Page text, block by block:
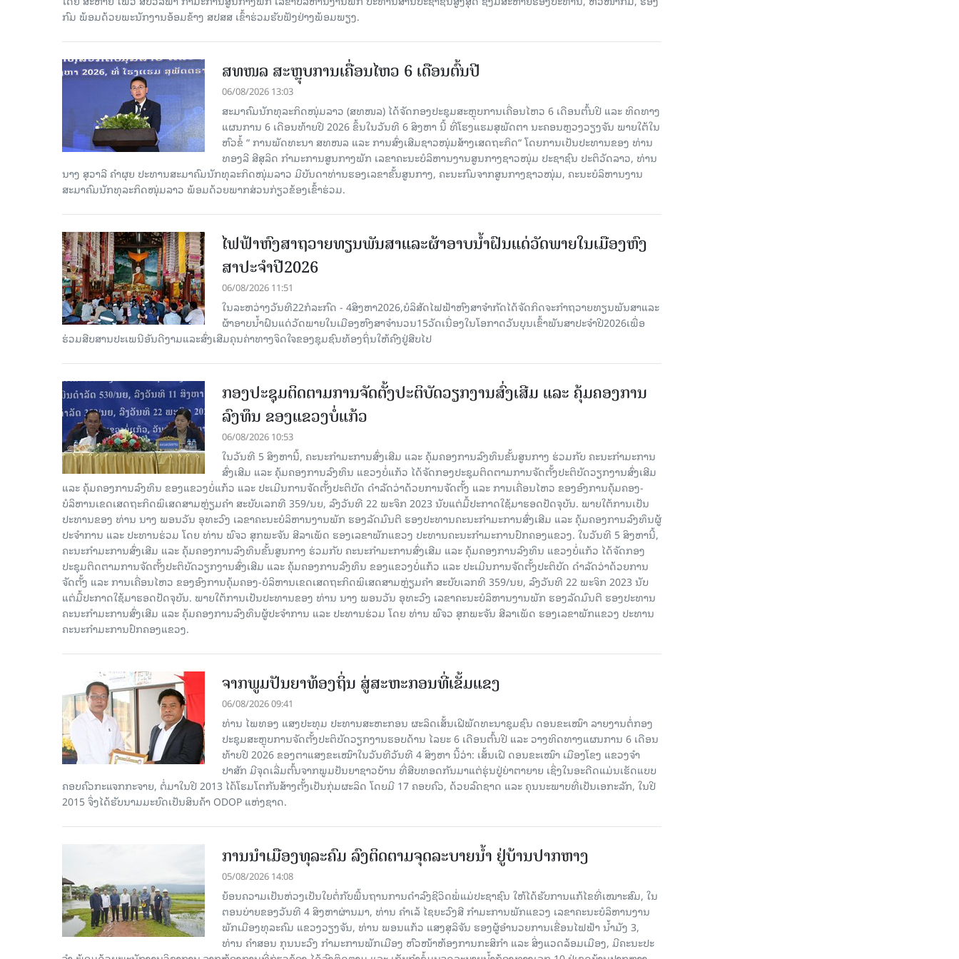
ກົມ ພ້ອມດ້ວຍພະນັກງານອ້ອມຂ້າງ ສປສສ ເຂົ້າຮ່ວມຮັບຟັງຢ່າງພ້ອມພຽງ.
ສທໜລ ສະຫຼຸບການເຄື່ອນໄຫວ 6 ເດືອນຕົ້ນປີ
06/08/2026 13:03
ສະມາຄົມນັກທຸລະກິດໜຸ່ມລາວ (ສທໜລ) ໄດ້ຈັດກອງປະຊຸມສະຫຼຸບການເຄື່ອນໄຫວ 6 ເດືອນຕົ້ນປີ ແລະ ທິດທາງ
ແຜນການ 6 ເດືອນທ້າຍປີ 2026 ຂຶ້ນໃນວັນທີ 6 ສິງຫາ ນີ້ ທີ່ໂຮງແຮມສຸພັດຕາ ນະຄອນຫຼວງວຽງຈັນ ພາຍໃຕ້ໃນ
ຫົວຂໍ້ “ ການພັດທະນາ ສທໜລ ແລະ ການສົ່ງເສີມຊາວໜຸ່ມສ້າງເສດຖະກິດ“ ໂດຍການເປັນປະທານຂອງ ທ່ານ
ທອງລີ ສີສຸລິດ ກຳມະການສູນກາງພັກ ເລຂາຄະນະບໍລິຫານງານສູນກາງຊາວໜຸ່ມ ປະຊາຊົນ ປະຕິວັດລາວ, ທ່ານ
ນາງ ສຸວາລີ ຄຳຜຸຍ ປະທານສະມາຄົມນັກທຸລະກິດໜຸ່ມລາວ ມີບັນດາທ່ານຮອງເລຂາຂັ້ນສູນກາງ, ຄະນະກົມຈາກສູນກາງຊາວໜຸ່ມ, ຄະນະບໍລິຫານງານ
ສະມາຄົມນັກທຸລະກິດໜຸ່ມລາວ ພ້ອມດ້ວຍພາກສ່ວນກ່ຽວຂ້ອງເຂົ້າຮ່ວມ.
ໄຟຟ້າຫົງສາຖວາຍທຽນພັນສາແລະຜ້າອາບນໍ້າຝົນແດ່ວັດພາຍໃນເມືອງຫົງ
ສາປະຈໍາປີ2026
06/08/2026 11:51
ໃນລະຫວ່າງວັນທີ22ກໍລະກົດ - 4ສິງຫາ2026,ບໍລິສັດໄຟຟ້າຫົງສາຈໍາກັດໄດ້ຈັດກິດຈະກໍາຖວາຍທຽນພັນສາແລະ
ຜ້າອາບນໍ້າຝົນແດ່ວັດພາຍໃນເມືອງຫົງສາຈໍານວນ15ວັດເນື່ອງໃນໂອກາດວັນບຸນເຂົ້າພັນສາປະຈໍາປີ2026ເພື່ອ
ຮ່ວມສືບສານປະເພນີອັນດີງາມແລະສົ່ງເສີມຄຸນຄ່າທາງຈິດໃຈຂອງຊຸມຊົນທ້ອງຖິ່ນໃຫ້ຄົງຢູ່ສືບໄປ
ກອງປະຊຸມຕິດຕາມການຈັດຕັ້ງປະຕິບັດວຽກງານສົ່ງເສີມ ແລະ ຄຸ້ມຄອງການ
ລົງທຶນ ຂອງແຂວງບໍ່ແກ້ວ
06/08/2026 10:53
ໃນວັນທີ 5 ສິງຫານີ້, ຄະນະກໍາມະການສົ່ງເສີມ ແລະ ຄຸ້ມຄອງການລົງທຶນຂັ້ນສູນກາງ ຮ່ວມກັບ ຄະນະກໍາມະການ
ສົ່ງເສີມ ແລະ ຄຸ້ມຄອງການລົງທຶນ ແຂວງບໍ່ແກ້ວ ໄດ້ຈັດກອງປະຊຸມຕິດຕາມການຈັດຕັ້ງປະຕິບັດວຽກງານສົ່ງເສີມ
ແລະ ຄຸ້ມຄອງການລົງທຶນ ຂອງແຂວງບໍ່ແກ້ວ ແລະ ປະເມີນການຈັດຕັ້ງປະຕິບັດ ດຳລັດວ່າດ້ວຍການຈັດຕັ້ງ ແລະ ການເຄື່ອນໄຫວ ຂອງອົງການຄຸ້ມຄອງ-
ບໍລິຫານເຂດເສດຖະກິດພິເສດສາມຫຼ່ຽມຄຳ ສະບັບເລກທີ 359/ນຍ, ລົງວັນທີ 22 ພະຈິກ 2023 ນັບແຕ່ມື້ປະກາດໃຊ້ມາຮອດປັດຈຸບັນ. ພາຍໃຕ້ການເປັນ
ປະທານຂອງ ທ່ານ ນາງ ພອນວັນ ອຸທະວົງ ເລຂາຄະນະບໍລິຫານງານພັກ ຮອງລັດມົນຕີ ຮອງປະທານຄະນະກໍາມະການສົ່ງເສີມ ແລະ ຄຸ້ມຄອງການລົງທຶນຜູ້
ປະຈໍາການ ແລະ ປະທານຮ່ວມ ໂດຍ ທ່ານ ພົຈວ ສຸກພະຈັນ ສີລາເພັດ ຮອງເລຂາພັກແຂວງ ປະທານຄະນະກຳມະການປົກຄອງແຂວງ. ໃນວັນທີ 5 ສິງຫານີ້,
ຄະນະກໍາມະການສົ່ງເສີມ ແລະ ຄຸ້ມຄອງການລົງທຶນຂັ້ນສູນກາງ ຮ່ວມກັບ ຄະນະກໍາມະການສົ່ງເສີມ ແລະ ຄຸ້ມຄອງການລົງທຶນ ແຂວງບໍ່ແກ້ວ ໄດ້ຈັດກອງ
ປະຊຸມຕິດຕາມການຈັດຕັ້ງປະຕິບັດວຽກງານສົ່ງເສີມ ແລະ ຄຸ້ມຄອງການລົງທຶນ ຂອງແຂວງບໍ່ແກ້ວ ແລະ ປະເມີນການຈັດຕັ້ງປະຕິບັດ ດຳລັດວ່າດ້ວຍການ
ຈັດຕັ້ງ ແລະ ການເຄື່ອນໄຫວ ຂອງອົງການຄຸ້ມຄອງ-ບໍລິຫານເຂດເສດຖະກິດພິເສດສາມຫຼ່ຽມຄຳ ສະບັບເລກທີ 359/ນຍ, ລົງວັນທີ 22 ພະຈິກ 2023 ນັບ
ແຕ່ມື້ປະກາດໃຊ້ມາຮອດປັດຈຸບັນ. ພາຍໃຕ້ການເປັນປະທານຂອງ ທ່ານ ນາງ ພອນວັນ ອຸທະວົງ ເລຂາຄະນະບໍລິຫານງານພັກ ຮອງລັດມົນຕີ ຮອງປະທານ
ຄະນະກໍາມະການສົ່ງເສີມ ແລະ ຄຸ້ມຄອງການລົງທຶນຜູ້ປະຈໍາການ ແລະ ປະທານຮ່ວມ ໂດຍ ທ່ານ ພົຈວ ສຸກພະຈັນ ສີລາເພັດ ຮອງເລຂາພັກແຂວງ ປະທານ
ຄະນະກຳມະການປົກຄອງແຂວງ.
ຈາກພູມປັນຍາທ້ອງຖິ່ນ ສູ່ສະຫະກອນທີ່ເຂັ້ມແຂງ
06/08/2026 09:41
ທ່ານ ໄພທອງ ແສງປະທຸມ ປະທານສະຫະກອນ ຜະລິດເສັ້ນເຝີພັດທະນາຊຸມຊົນ ດອນຂະເໝົາ ລາຍງານຕໍ່ກອງ
ປະຊຸມສະຫຼຸບການຈັດຕັ້ງປະຕິບັດວຽກງານຮອບດ້ານ ໄລຍະ 6 ເດືອນຕົ້ນປີ ແລະ ວາງທິດທາງແຜນການ 6 ເດືອນ
ທ້າຍປີ 2026 ຂອງຕາແສງຂະເໝົາໃນວັນທີວັນທີ 4 ສິງຫາ ນີ້ວ່າ: ເສັ້ນເຝີ ດອນຂະເໝົາ ເມືອງໂຂງ ແຂວງຈຳ
ປາສັກ ມີຈຸດເລີ່ມຕົ້ນຈາກພູມປັນຍາຊາວບ້ານ ທີ່ສືບທອດກັນມາແຕ່ຮຸ່ນປູ່ຍ່າຕາຍາຍ ເຊິ່ງໃນອະດີດແມ່ນເຮັດແບບ
ຄອບຄົວກະແຈກກະຈາຍ, ຕໍ່ມາໃນປີ 2013 ໄດ້ໂຮມໂຕກັນສ້າງຕັ້ງເປັນກຸ່ມຜະລິດ ໂດຍມີ 17 ຄອບຄົວ, ດ້ວຍລົດຊາດ ແລະ ຄຸນນະພາບທີ່ເປັນເອກະລັກ, ໃນປີ
2015 ຈຶ່ງໄດ້ຮັບນາມມະຍົດເປັນສິນຄ້າ ODOP ແຫ່ງຊາດ.
ການນໍາເມືອງທຸລະຄົມ ລົງຕິດຕາມຈຸດລະບາຍນໍ້າ ຢູ່ບ້ານປາກຫາງ
05/08/2026 14:08
ຍ້ອນຄວາມເປັນຫ່ວງເປັນໃຍຕໍ່ກັບພື້ນຖານການດໍາລົງຊີວິດພໍ່ແມ່ປະຊາຊົນ ໃຫ້ໄດ້ຮັບການແກ້ໄຂທີ່ເໝາະສົມ, ໃນ
ຕອນບ່າຍຂອງວັນທີ 4 ສິງຫາຜ່ານມາ, ທ່ານ ຄໍາເລ້ ໄຊຍະວົງສີ ກໍາມະການພັກແຂວງ ເລຂາຄະນະບໍລິຫານງານ
ພັກເມືອງທຸລະຄົມ ແຂວງວຽງຈັນ, ທ່ານ ພອນແກ້ວ ແສງສຸລິຈັນ ຮອງຜູ້ອໍານວຍການເຂື່ອນໄຟຟ້າ ນໍ້າມັງ 3,
ທ່ານ ຄໍາສອນ ກຸນນະວົງ ກໍາມະການພັກເມືອງ ຫົວໜ້າຫ້ອງການກະສິກໍາ ແລະ ສິ່ງແວດລ້ອມເມືອງ, ມີຄະນະປະ